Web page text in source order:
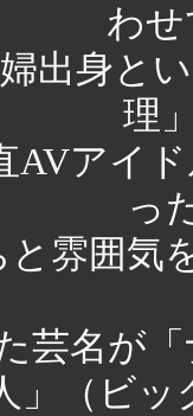
わ
出身と
理
AVアイ
っ
雰囲気
芸名が
」（ビ